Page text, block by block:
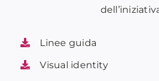
Linee guida
Visual identity